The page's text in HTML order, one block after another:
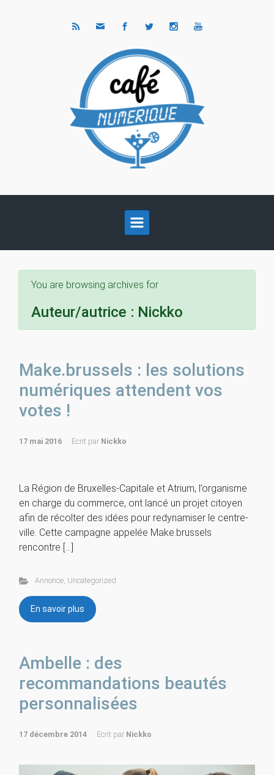
You are browsing archives for
Auteur/autrice : Nickko
Make.brussels : les solutions
numériques attendent vos
votes !
17 mai 2016 Ecrit par Nickko
La Région de Bruxelles-Capitale et Atrium, l’organisme
en charge du commerce, ont lancé un projet citoyen
afin de récolter des idées pour redynamiser le centre-
ville. Cette campagne appelée Make.brussels
rencontre […]
Annonce, Uncategorized
En savoir plus
Ambelle : des
recommandations beautés
personnalisées
17 décembre 2014 Ecrit par Nickko